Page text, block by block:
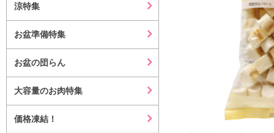
涼特集
お盆準備特集
お盆の団らん
大容量のお肉特集
価格凍結！